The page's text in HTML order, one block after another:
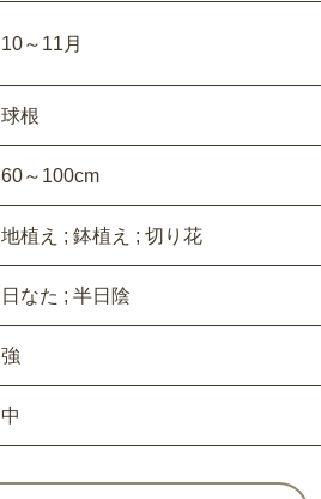
10～11月
球根
60～100cm
地植え ; 鉢植え ; 切り花
日なた ; 半日陰
強
中